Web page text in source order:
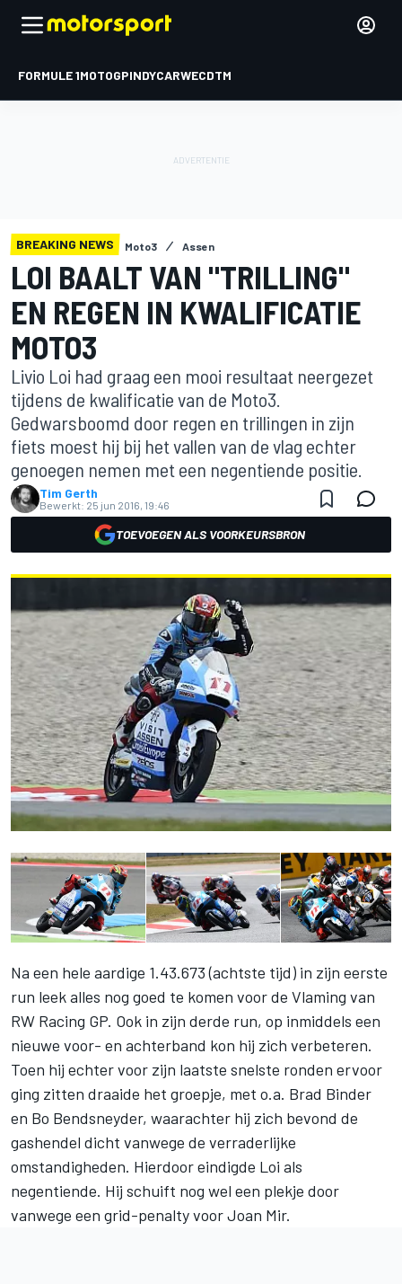
FORMULE 1MOTOGPINDYCARWECDTM
BREAKING NEWS Moto3 Assen
LOI BAALT VAN "TRILLING"
EN REGEN IN KWALIFICATIE
MOTO3
Livio Loi had graag een mooi resultaat neergezet
tijdens de kwalificatie van de Moto3.
Gedwarsboomd door regen en trillingen in zijn
fiets moest hij bij het vallen van de vlag echter
genoegen nemen met een negentiende positie.
Tim Gerth
Bewerkt: 25 jun 2016, 19:46
TOEVOEGEN ALS VOORKEURSBRON
Na een hele aardige 1.43.673 (achtste tijd) in zijn eerste
run leek alles nog goed te komen voor de Vlaming van
RW Racing GP. Ook in zijn derde run, op inmiddels een
nieuwe voor- en achterband kon hij zich verbeteren.
Toen hij echter voor zijn laatste snelste ronden ervoor
ging zitten draaide het groepje, met o.a. Brad Binder
en Bo Bendsneyder, waarachter hij zich bevond de
gashendel dicht vanwege de verraderlijke
omstandigheden. Hierdoor eindigde Loi als
negentiende. Hij schuift nog wel een plekje door
vanwege een grid-penalty voor Joan Mir.